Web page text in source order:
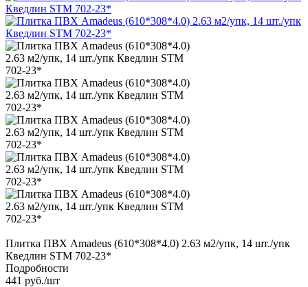
Плитка ПВХ Amadeus (610*308*4.0) 2.63 м2/упк, 14 шт./упк
Кведлин STM 702-23*
Подробности
441 руб./шт